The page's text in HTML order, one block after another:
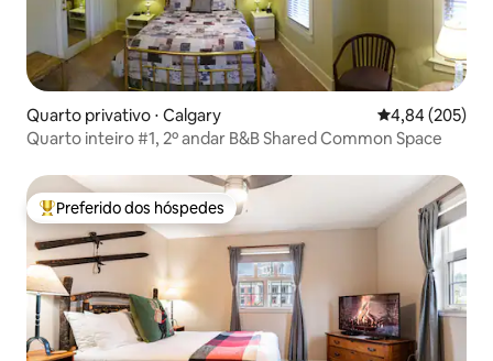
Quarto privativo ⋅ Calgary 4,84 de uma
4,84 (205)
Quarto inteiro #1, 2º andar B&B Shared Common Space
Entre os melhores preferidos dos hóspedes
Preferido dos hóspedes